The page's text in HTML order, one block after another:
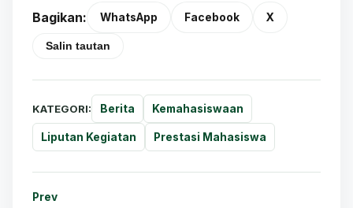
Bagikan: WhatsApp Facebook X
Salin tautan
KATEGORI: Berita Kemahasiswaan
Liputan Kegiatan Prestasi Mahasiswa
Prev